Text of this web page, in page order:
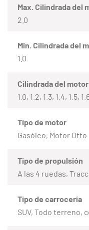
Max. Cilindrada del
2.0
Mín. Cilindrada del
1.0
Cilindrada del motor
1.0, 1.2, 1.3, 1.4, 1.5,
Tipo de motor
Gasóleo, Motor Otto
Tipo de propulsión
A las 4 ruedas,
Tipo de carrocería
SUV, Todo terreno,